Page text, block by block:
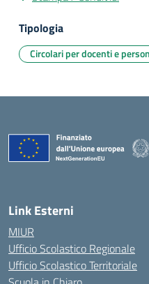
Tipologia
Circolari per docenti e
Link Esterni
MIUR
Ufficio Scolastico Regionale
Ufficio Scolastico Territoriale